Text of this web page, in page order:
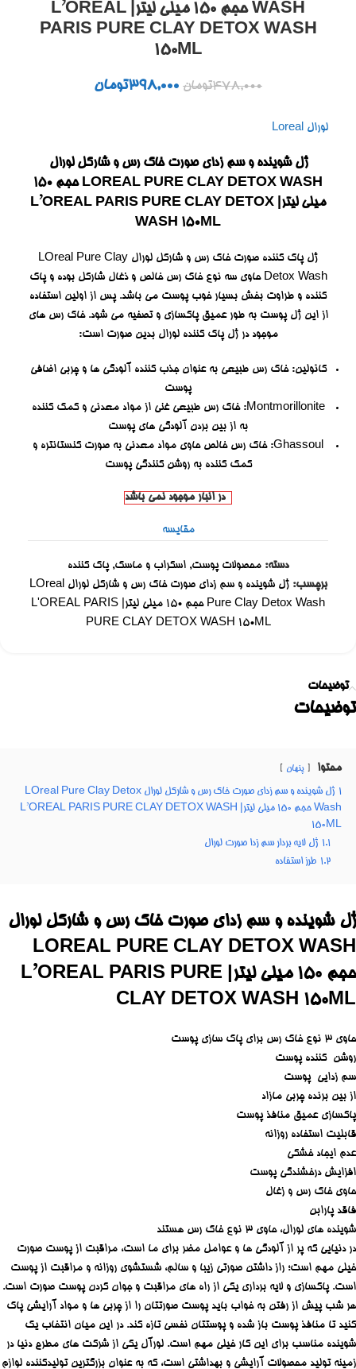
WASH حجم 150 میلی لیتر| L’OREAL
PARIS PURE CLAY DETOX WASH
150ML
478,000تومان 398,000تومان
لورال Loreal
ژل شوینده و سم زدای صورت خاک رس و شارکل لورال
LOREAL PURE CLAY DETOX WASH حجم 150
میلی لیتر| L’OREAL PARIS PURE CLAY DETOX
WASH 150ML
ژل پاک کننده صورت خاک رس و شارکل لورال LOreal Pure Clay
Detox Wash حاوی سه نوع خاک رس خالص و ذغال شارکل بوده و پاک
کننده و طراوت بخش بسیار خوب پوست می باشد. پس از اولین استفاده
از این ژل پوست به طور عمیق پاکسازی و تصفیه می شود. خاک رس های
موجود در ژل پاک کننده لورال بدین صورت است:
کائولین: خاک رس طبیعی به عنوان جذب کننده آلودگی ها و چربی اضافی
پوست
Montmorillonite: خاک رس طبیعی غنی از مواد معدنی و کمک کننده
به از بین بردن آلودگی های پوست
Ghassoul: خاک رس خالص حاوی مواد معدنی به صورت کنستانتره و
کمک کننده به روشن کنندگی پوست
در انبار موجود نمی باشد
مقایسه
دسته: محصولات پوست, اسکراب و ماسک, پاک کننده
برچسب:
ژل شوینده و سم زدای صورت خاک رس و شارکل لورال LOreal
Pure Clay Detox Wash حجم 150 میلی لیتر| L'OREAL PARIS
PURE CLAY DETOX WASH 150ML
توضیحات
توضیحات
محتوا پنهان
1
ژل شوینده و سم زدای صورت خاک رس و شارکل لورال LOreal Pure Clay Detox
Wash حجم 150 میلی لیتر| L’OREAL PARIS PURE CLAY DETOX WASH
150ML
1.1 ژل لایه بردار سم زدا صورت لورال
1.2 طرز استفاده
ژل شوینده و سم زدای صورت خاک رس و شارکل لورال
LOREAL PURE CLAY DETOX WASH
حجم 150 میلی لیتر| L’OREAL PARIS PURE
CLAY DETOX WASH 150ML
حاوی 3 نوع خاک رس برای پاک سازی پوست
روشن کننده پوست
سم زدایی پوست
از بین برنده چربی مازاد
پاکسازی عمیق منافذ پوست
قابلیت استفاده روزانه
عدم ایجاد خشکی
افزایش درخشندگی پوست
حاوی خاک رس و زغال
فاقد پارابن
شوینده های لورال، حاوی ۳ نوع خاک رس هستند
در دنیایی که پر از آلودگی ها و عوامل مضر برای ما است، مراقبت از پوست صورت
خیلی مهم است؛ راز داشتن صورتی زیبا و سالم، شستشوی روزانه و مراقبت از پوست
است. پاکسازی و لایه برداری یکی از راه های مراقبت و جوان کردن پوست صورت است.
هر شب پیش از رفتن به خواب باید پوست صورتتان را از چربی ها و مواد آرایشی پاک
کنید تا منافذ پوست باز شده و پوستتان نفسی تازه کند. در این میان انتخاب یک
شوینده مناسب برای این کار خیلی مهم است. لورآل یکی از شرکت های مطرح دنیا در
زمینه تولید محصولات آرایشی و بهداشتی است، که به عنوان بزرگترین تولیدکننده لوازم